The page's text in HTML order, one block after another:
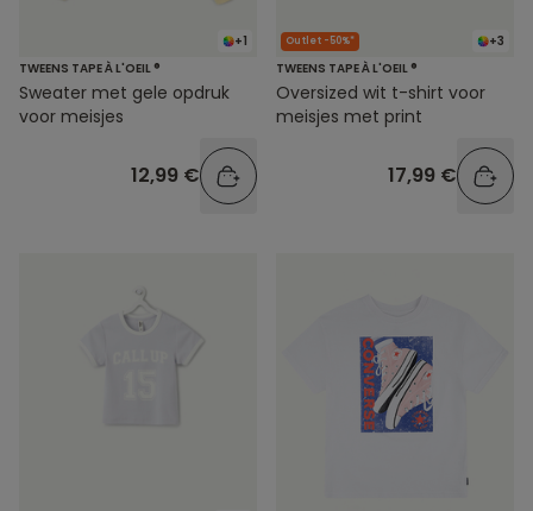
+1
TWEENS TAPE À L'OEIL ®
Sweater met gele opdruk
voor meisjes
12,99 €
+3
Outlet -50%*
TWEENS TAPE À L'OEIL ®
Oversized wit t-shirt voor
meisjes met print
17,99 €